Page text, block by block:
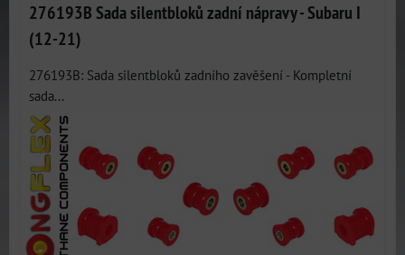
276193B Sada silentbloků zadní nápravy - Subaru I
(12-21)
276193B: Sada silentbloků zadního zavěšení - Kompletní
sada...